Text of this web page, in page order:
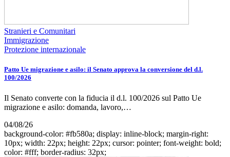
Stranieri e Comunitari
Immigrazione
Protezione internazionale
Patto Ue migrazione e asilo: il Senato approva la conversione del d.l.
100/2026
Il Senato converte con la fiducia il d.l. 100/2026 sul Patto Ue
migrazione e asilo: domanda, lavoro,…
04/08/26
background-color: #fb580a; display: inline-block; margin-right:
10px; width: 22px; height: 22px; cursor: pointer; font-weight: bold;
color: #fff; border-radius: 32px;